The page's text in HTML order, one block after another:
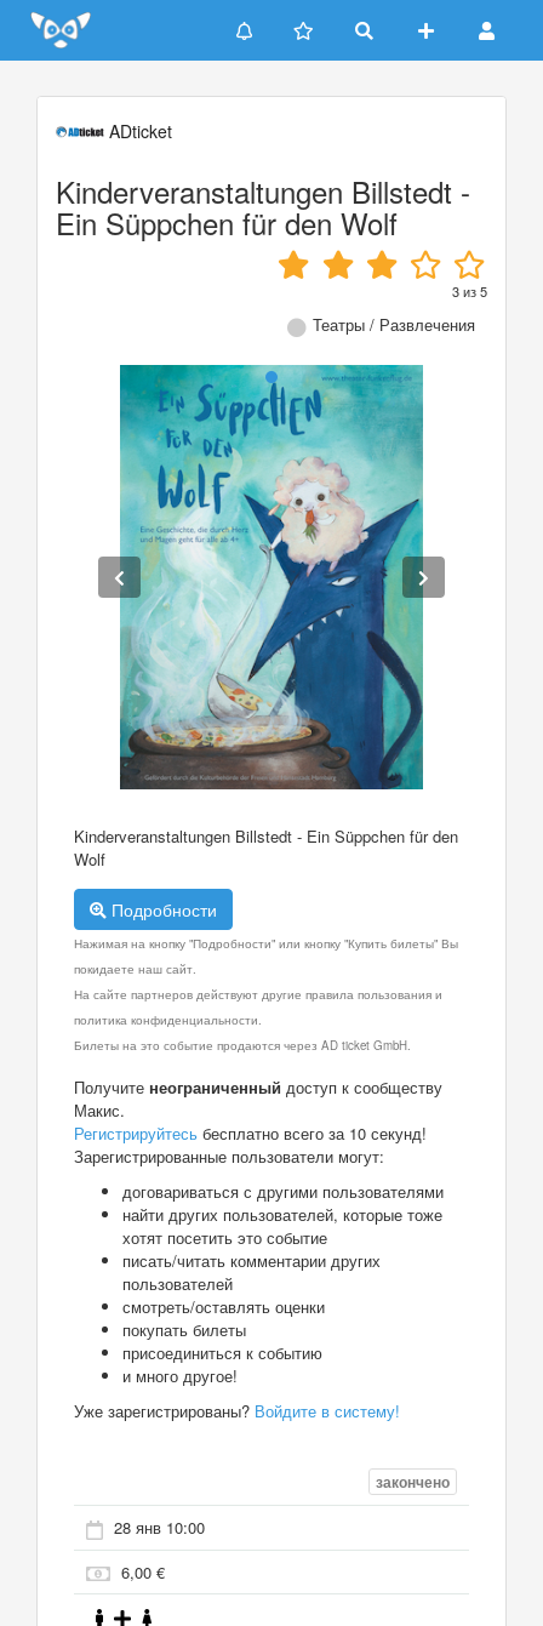
Update cookies preferences
ADticket
Kinderveranstaltungen Billstedt -
Ein Süppchen für den Wolf
3из5
Театры / Развлечения
Kinderveranstaltungen Billstedt - Ein Süppchen für den
Wolf
Подробности
Нажимая на кнопку "Подробности" или кнопку "Купить билеты" Вы
покидаете наш сайт.
На сайте партнеров действуют другие правила пользования и
политика конфиденциальности.
Билеты на это событие продаются через AD ticket GmbH.
Получите неограниченный доступ к сообществу
Макис.
Регистрируйтесь бесплатно всего за 10 секунд!
Зарегистрированные пользователи могут:
договариваться с другими пользователями
найти других пользователей, которые тоже
хотят посетить это событие
писать/читать комментарии других
пользователей
смотреть/оставлять оценки
покупать билеты
присоединиться к событию
и много другое!
Уже зарегистрированы? Войдите в систему!
закончено
28 янв 10:00
6,00 €